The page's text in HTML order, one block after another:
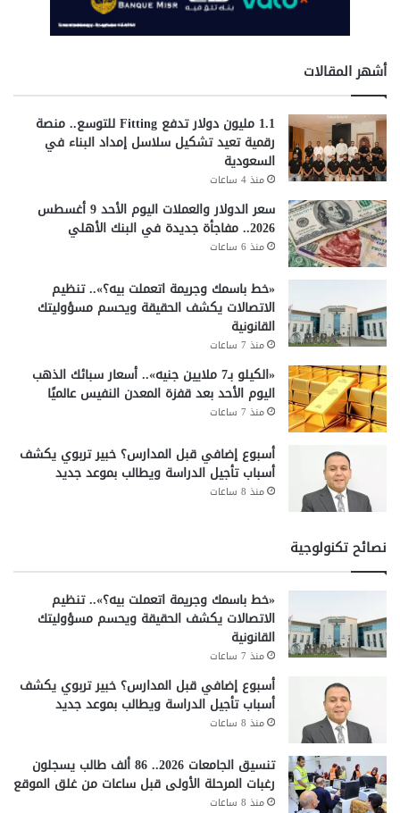
أشهر المقالات
1.1 مليون دولار تدفع Fitting للتوسع.. منصة
رقمية تعيد تشكيل سلاسل إمداد البناء في
السعودية
منذ 4 ساعات
سعر الدولار والعملات اليوم الأحد 9 أغسطس
2026.. مفاجأة جديدة في البنك الأهلي
منذ 6 ساعات
«خط باسمك وجريمة اتعملت بيه؟».. تنظيم
الاتصالات يكشف الحقيقة ويحسم مسؤوليتك
القانونية
منذ 7 ساعات
«الكيلو بـ7 ملايين جنيه».. أسعار سبائك الذهب
اليوم الأحد بعد قفزة المعدن النفيس عالميًا
منذ 7 ساعات
أسبوع إضافي قبل المدارس؟ خبير تربوي يكشف
أسباب تأجيل الدراسة ويطالب بموعد جديد
منذ 8 ساعات
نصائح تكنولوجية
«خط باسمك وجريمة اتعملت بيه؟».. تنظيم
الاتصالات يكشف الحقيقة ويحسم مسؤوليتك
القانونية
منذ 7 ساعات
أسبوع إضافي قبل المدارس؟ خبير تربوي يكشف
أسباب تأجيل الدراسة ويطالب بموعد جديد
منذ 8 ساعات
تنسيق الجامعات 2026.. 86 ألف طالب يسجلون
رغبات المرحلة الأولى قبل ساعات من غلق الموقع
منذ 8 ساعات